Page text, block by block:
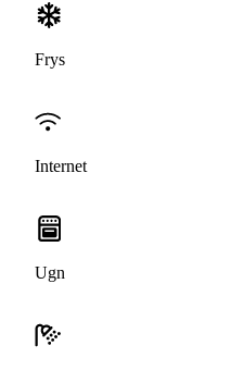
Frys
Internet
Ugn